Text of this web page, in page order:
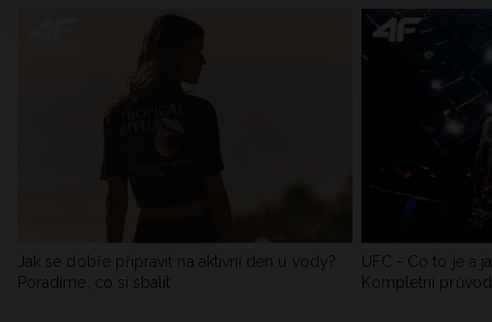
Jak se dobře připravit na aktivní den u vody?
Poradíme, co si sbalit
UFC - Co to je a
Kompletní